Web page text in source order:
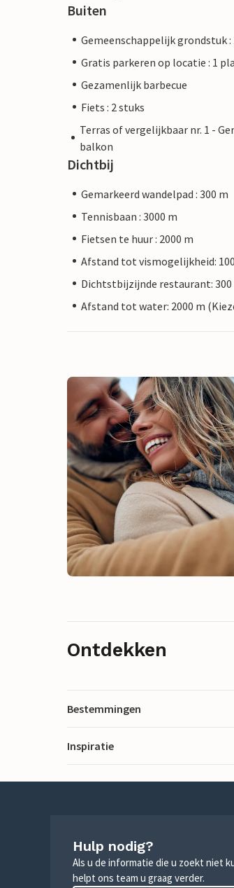
Buiten
Gemeenschappelijk grondstuk :
Gratis parkeren op locatie : 1
Gezamenlijk barbecue
Fiets : 2 stuks
Terras of vergelijkbaar nr. 1 -
balkon
Dichtbij
Gemarkeerd wandelpad : 300 m
Tennisbaan : 3000 m
Fietsen te huur : 2000 m
Afstand tot vismogelijkheid:
Dichtstbijzijnde restaurant: 300
Afstand tot water: 2000 m
Ontdekken
Bestemmingen
Inspiratie
Hulp nodig?
Als u de informatie die u zoekt niet
helpt ons team u graag verder.